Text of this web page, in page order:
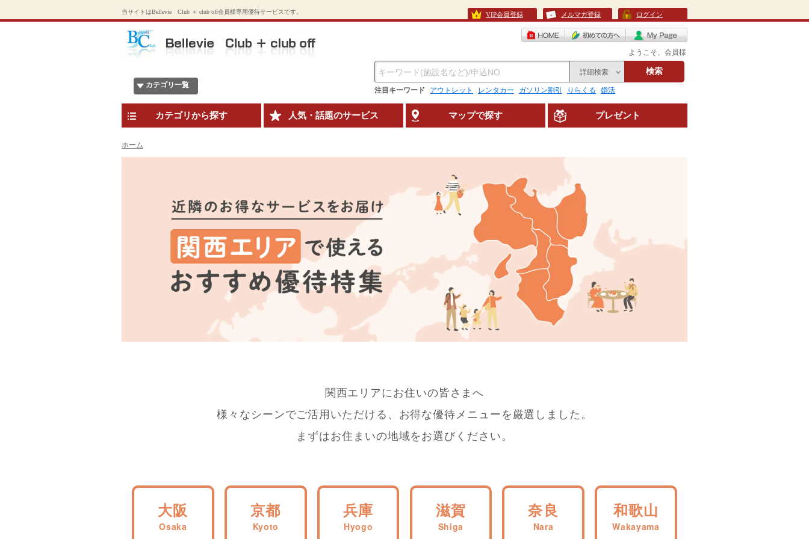
当サイトはBellevie Club ＋ club off会員様専用優待サービスです。 VIP会員登録 メルマガ登録 ログイン
ようこそ、会員様
カテゴリ一覧
詳細検索 検索
注目キーワード アウトレット レンタカー ガソリン割引 りらくる 婚活
カテゴリから探す 人気・話題のサービス マップで探す プレゼント
ホーム
関西エリアにお住いの皆さまへ
様々なシーンでご活用いただける、 お得な優待メニューを厳選しました。
まずはお住まいの地域をお選びください。
大阪
Osaka
京都
Kyoto
兵庫
Hyogo
滋賀
Shiga
奈良
Nara
和歌山
Wakayama